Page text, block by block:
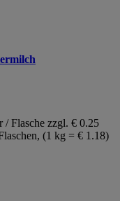
/ Flasche zzgl. € 0.25
(1 kg = € 1.18)